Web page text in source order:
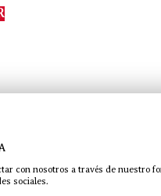
con nosotros a través de nuestro
sociales.